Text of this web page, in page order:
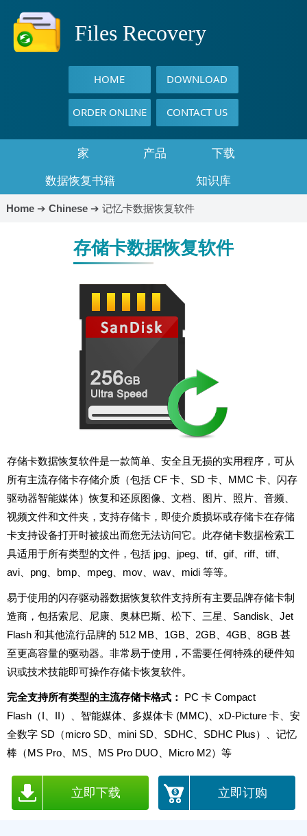
Files Recovery
HOME DOWNLOAD
ORDER ONLINE CONTACT US
家 产品
下载
数据恢复书籍
知识库
Home➔ Chinese➔ 记忆卡数据恢复软件
存储卡数据恢复软件
存储卡数据恢复软件是一款简单、安全且无损的实用程序，可从
所有主流存储卡存储介质（包括 CF 卡、SD 卡、MMC 卡、闪存
驱动器智能媒体）恢复和还原图像、文档、图片、照片、音频、
视频文件和文件夹，支持存储卡，即使介质损坏或存储卡在存储
卡支持设备打开时被拔出而您无法访问它。此存储卡数据检索工
具适用于所有类型的文件，包括 jpg、jpeg、tif、gif、riff、tiff、
avi、png、bmp、mpeg、mov、wav、midi 等等。
易于使用的闪存驱动器数据恢复软件支持所有主要品牌存储卡制
造商，包括索尼、尼康、奥林巴斯、松下、三星、Sandisk、Jet
Flash 和其他流行品牌的 512 MB、1GB、2GB、4GB、8GB 甚
至更高容量的驱动器。非常易于使用，不需要任何特殊的硬件知
识或技术技能即可操作存储卡恢复软件。
完全支持所有类型的主流存储卡格式：
PC 卡 Compact
Flash（I、II）、智能媒体、多媒体卡 (MMC)、xD-Picture 卡、安
全数字 SD（micro SD、mini SD、SDHC、SDHC Plus）、记忆
棒（MS Pro、MS、MS Pro DUO、Micro M2）等
立即下载 立即订购